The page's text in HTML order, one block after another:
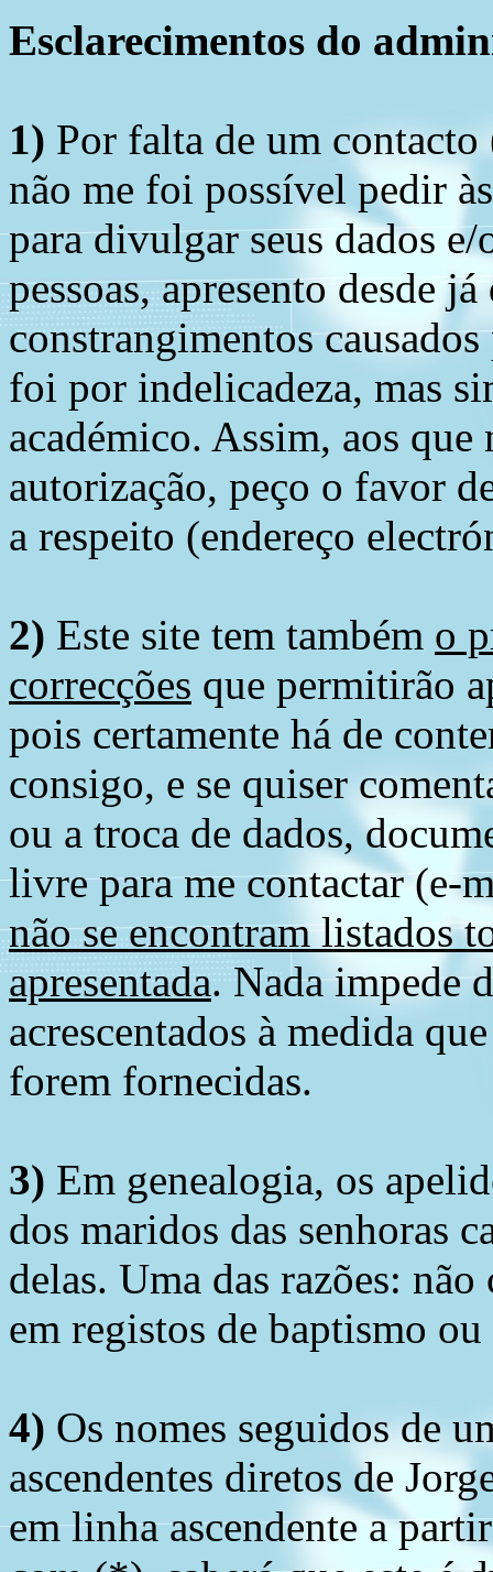
Esclarecimentos do
1) Por falta de um
não me foi possível pedir
para divulgar seus dados
pessoas, apresento desde
constrangimentos
foi por indelicadeza, mas
académico. Assim, aos
autorização, peço o favor
a respeito (endereço
2) Este site tem também o
correcções que permitirão
pois certamente há de
consigo, e se quiser
ou a troca de dados,
livre para me contactar (e-
não se encontram listados
apresentada. Nada impede
acrescentados à medida
forem fornecidas.
3) Em genealogia, os
dos maridos das senhoras
delas. Uma das razões:
em registos de baptismo
4) Os nomes seguidos de
ascendentes diretos de
em linha ascendente a